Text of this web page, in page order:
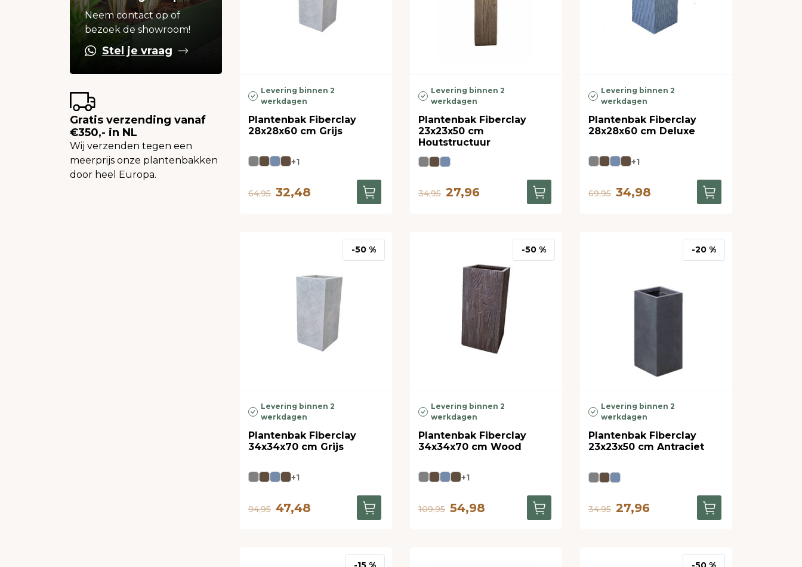
Neem contact op of
bezoek de showroom!
Stel je vraag
Gratis verzending vanaf
€350,- in NL
Wij verzenden tegen een
meerprijs onze plantenbakken
door heel Europa.
Levering binnen 2
werkdagen
Plantenbak Fiberclay
28x28x60 cm Grijs
+1
64,95 32,48
Levering binnen 2
werkdagen
Plantenbak Fiberclay
23x23x50 cm
Houtstructuur
34,95 27,96
Levering binnen 2
werkdagen
Plantenbak Fiberclay
28x28x60 cm Deluxe
+1
69,95 34,98
-50 %
Levering binnen 2
werkdagen
Plantenbak Fiberclay
34x34x70 cm Grijs
+1
94,95 47,48
-50 %
Levering binnen 2
werkdagen
Plantenbak Fiberclay
34x34x70 cm Wood
+1
109,95 54,98
-20 %
Levering binnen 2
werkdagen
Plantenbak Fiberclay
23x23x50 cm Antraciet
34,95 27,96